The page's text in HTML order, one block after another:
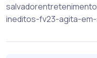
ineditos-fv23-agita-